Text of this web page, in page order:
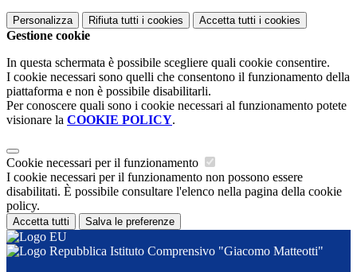
Personalizza Rifiuta tutti i cookies Accetta tutti i cookies
Gestione cookie
In questa schermata è possibile scegliere quali cookie consentire.
I cookie necessari sono quelli che consentono il funzionamento della
piattaforma e non è possibile disabilitarli.
Per conoscere quali sono i cookie necessari al funzionamento potete
visionare la COOKIE POLICY.
Cookie necessari per il funzionamento
I cookie necessari per il funzionamento non possono essere
disabilitati. È possibile consultare l'elenco nella pagina della cookie
policy.
Accetta tutti Salva le preferenze
Istituto Comprensivo "Giacomo Matteotti"